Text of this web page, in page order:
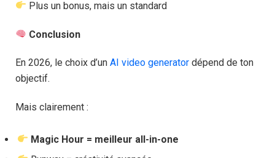
Plus un bonus, mais un standard
Conclusion
En 2026, le choix d’un AI video generator dépend de ton
objectif.
Mais clairement :
Magic Hour = meilleur all-in-one